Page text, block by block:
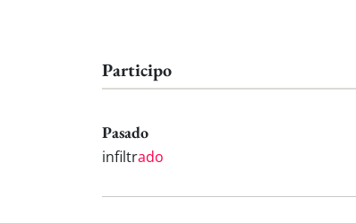
Participo
Pasado
infiltrado